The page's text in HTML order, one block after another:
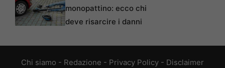
monopattino: ecco chi
deve risarcire i danni
Chi siamo - Redazione - Privacy Policy - Disclaimer